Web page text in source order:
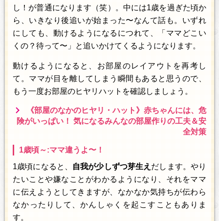
し！が普通になります（笑）。中には1歳を過ぎた頃か
ら、いきなり後追いが始まった〜なんて話も。いずれ
にしても、動けるようになるにつれて、「ママどこい
くの？待って〜」と追いかけてくるようになります。
動けるようになると、お部屋のレイアウトを再考し
て。ママが目を離してしまう瞬間もあると思うので、
もう一度お部屋のヒヤリハットを確認しましょう。
《部屋のなかのヒヤリ・ハット》赤ちゃんには、危
険がいっぱい！ 気になるみんなの部屋作りの工夫＆安
全対策
1歳頃～:ママ違うよ〜！
1歳頃になると、
自我が少しずつ芽生え だします。やり
たいことや嫌なことがわかるようになり、それをママ
に伝えようとしてきますが、なかなか気持ちが伝わら
なかったりして、かんしゃくを起こすこともありま
す。